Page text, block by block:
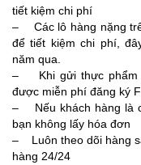
tiết kiệm chi phí
– Các lô hàng nặng
để tiết kiệm chi phí,
năm qua.
– Khi gửi thực phẩm
được miễn phí đăng ký
– Nếu khách hàng là
bạn không lấy hóa đơn
– Luôn theo dõi hàng
hàng 24/24